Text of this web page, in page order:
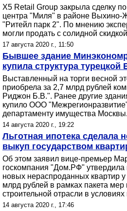
X5 Retail Group закрыла сделку
центра "Миля" в районе Выхино-
"Ритейл парк 2". По мнению
могли продать с солидной
17 августа 2020 г., 11:50
Бывшее здание
купила структура турецкой
Выставленный на торги весной
приобрела за 2,7 млрд рублей
Риджон Б.В.". Ранее другие
купило ООО
департаменту имущества Москвы.
14 августа 2020 г., 19:22
Льготная ипотека сделала
выкуп государством
Об этом заявил вице-премьер
госкомпания "Дом.РФ" утвердила
новых нераспроданных квартир
млрд рублей в рамках пакета мер
строительной отрасли в условиях
14 августа 2020 г., 17:46